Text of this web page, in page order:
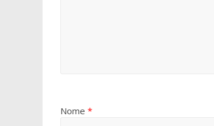
Nome *